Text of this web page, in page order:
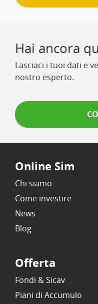
Hai ancora
Lasciaci i tuoi dati e
nostro esperto.
Online Sim
Chi siamo
Come investire
News
Blog
Offerta
Fondi & Sicav
Piani di Accumulo